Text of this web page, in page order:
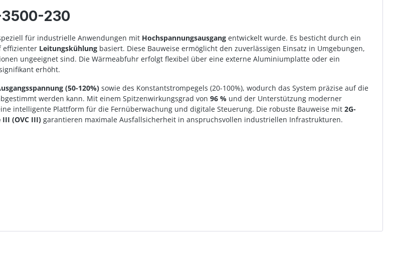
3500-230
für industrielle Anwendungen mit Hochspannungsausgang entwickelt wurde. Es besticht durch ein
effizienter Leitungskühlung basiert. Diese Bauweise ermöglicht den zuverlässigen Einsatz in Umgebungen,
ungeeignet sind. Die Wärmeabfuhr erfolgt flexibel über eine externe Aluminiumplatte oder ein
erhöht.
(50-120%) sowie des Konstantstrompegels (20-100%), wodurch das System präzise auf die
werden kann. Mit einem Spitzenwirkungsgrad von 96 % und der Unterstützung moderner
intelligente Plattform für die Fernüberwachung und digitale Steuerung. Die robuste Bauweise mit 2G-
(OVC III) garantieren maximale Ausfallsicherheit in anspruchsvollen industriellen Infrastrukturen.